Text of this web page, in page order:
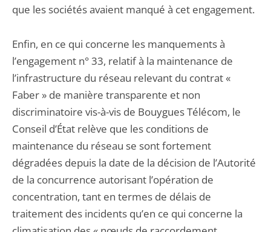
que les sociétés avaient manqué à cet engagement.
Enfin, en ce qui concerne les manquements à
l’engagement n° 33, relatif à la maintenance de
l’infrastructure du réseau relevant du contrat «
Faber » de manière transparente et non
discriminatoire vis-à-vis de Bouygues Télécom, le
Conseil d’État relève que les conditions de
maintenance du réseau se sont fortement
dégradées depuis la date de la décision de l’Autorité
de la concurrence autorisant l’opération de
concentration, tant en termes de délais de
traitement des incidents qu’en ce qui concerne la